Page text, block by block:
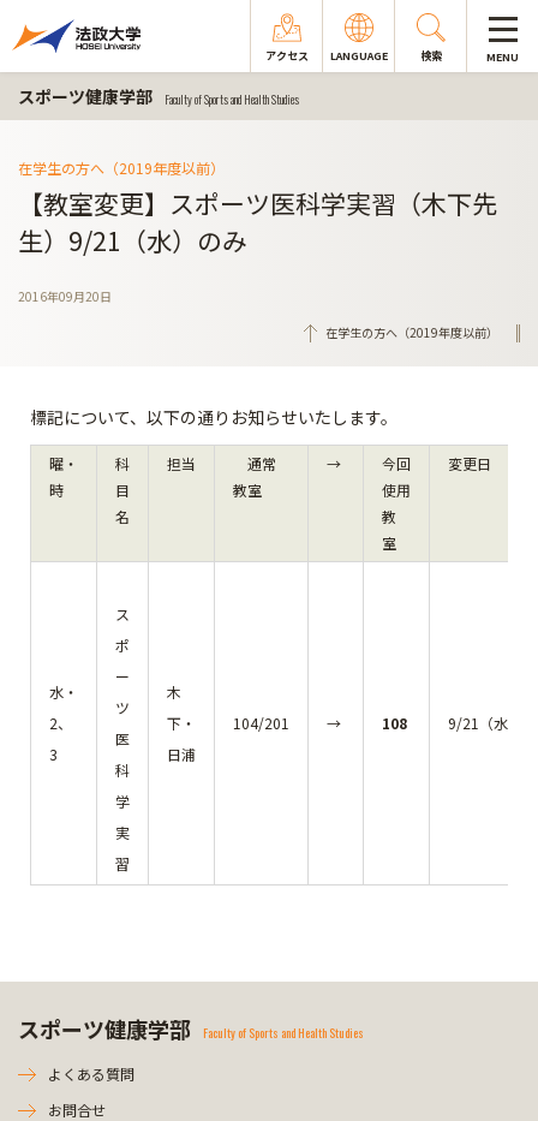
アクセス LANGUAGE 検索 MENU
スポーツ健康学部 Faculty of Sports and Health Studies
在学生の方へ（2019年度以前）
【教室変更】スポーツ医科学実習（木下先
生）9/21（水）のみ
2016年09月20日
在学生の方へ（2019年度以前）
標記について、以下の通りお知らせいたします。
曜・
時
科
目
名
担当
通常
教室
→
今回
使用
教
室
変更日
水・
2、
3
ス
ポ
ー
ツ
医
科
学
実
習
木
下・
日浦
104/201 → 108 9/21（水）
スポーツ健康学部 Faculty of Sports and Health Studies
よくある質問
お問合せ